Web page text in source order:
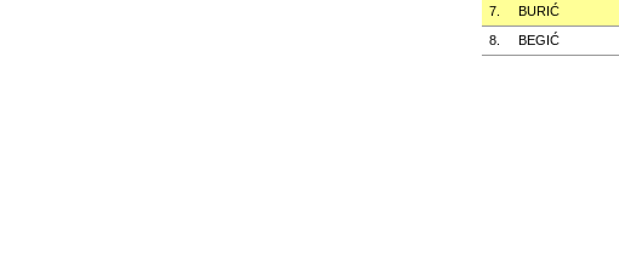
7.
BURIĆ
8.
BEGIĆ